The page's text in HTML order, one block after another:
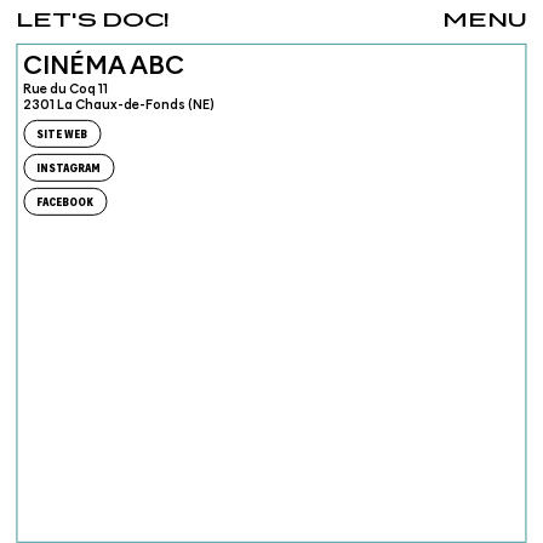
MENU
LET'S DOC!
CINÉMA ABC
Rue du Coq 11
2301 La Chaux-de-Fonds (NE)
SITE WEB
INSTAGRAM
FACEBOOK